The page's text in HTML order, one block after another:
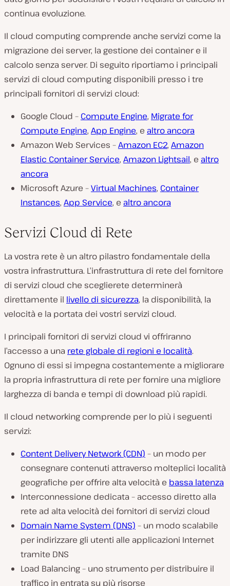
continua evoluzione.
Il cloud computing comprende anche servizi come la
migrazione dei server, la gestione dei container e il
calcolo senza server. Di seguito riportiamo i principali
servizi di cloud computing disponibili presso i tre
principali fornitori di servizi cloud:
Google Cloud – Compute Engine, Migrate for
Compute Engine, App Engine, e altro ancora
Amazon Web Services –Amazon EC2, Amazon
Elastic Container Service, Amazon Lightsail, e altro
ancora
Microsoft Azure –Virtual Machines, Container
Instances, App Service, e altro ancora
Servizi Cloud di Rete
La vostra rete è un altro pilastro fondamentale della
vostra infrastruttura. L’infrastruttura di rete del fornitore
di servizi cloud che sceglierete determinerà
direttamente il livello di sicurezza, la disponibilità, la
velocità e la portata dei vostri servizi cloud.
I principali fornitori di servizi cloud vi offriranno
l’accesso a una rete globale di regioni e località.
Ognuno di essi si impegna costantemente a migliorare
la propria infrastruttura di rete per fornire una migliore
larghezza di banda e tempi di download più rapidi.
Il cloud networking comprende per lo più i seguenti
servizi:
Content Delivery Network (CDN) – un modo per
consegnare contenuti attraverso molteplici località
geografiche per offrire alta velocità e bassa latenza
Interconnessione dedicata – accesso diretto alla
rete ad alta velocità dei fornitori di servizi cloud
Domain Name System (DNS) – un modo scalabile
per indirizzare gli utenti alle applicazioni Internet
tramite DNS
Load Balancing – uno strumento per distribuire il
traffico in entrata su più risorse